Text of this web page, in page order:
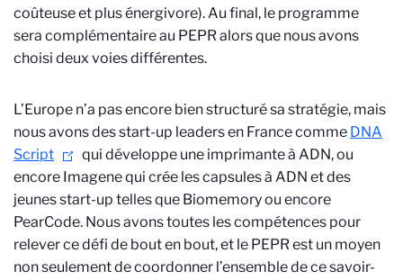
coûteuse et plus énergivore). Au final, le programme
sera complémentaire au PEPR alors que nous avons
choisi deux voies différentes.
L’Europe n’a pas encore bien structuré sa stratégie, mais
nous avons des start-up leaders en France comme DNA
Script
qui développe une imprimante à ADN, ou
encore Imagene qui crée les capsules à ADN et des
jeunes start-up telles que Biomemory ou encore
PearCode. Nous avons toutes les compétences pour
relever ce défi de bout en bout, et le PEPR est un moyen
non seulement de coordonner l’ensemble de ce savoir-